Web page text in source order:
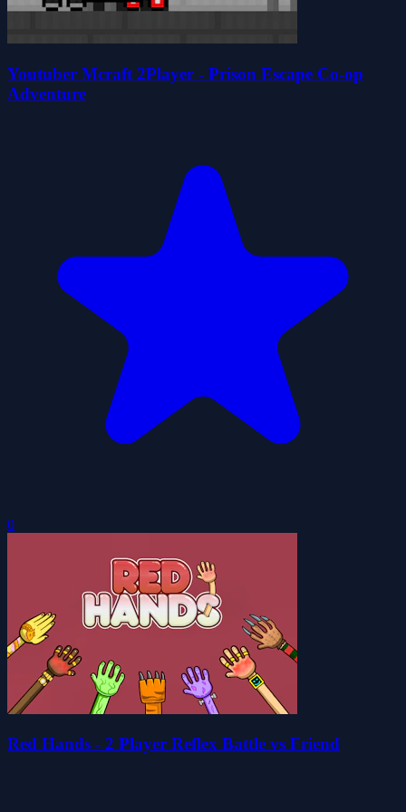
Youtuber Mcraft 2Player - Prison Escape Co-op
Adventure
0
Red Hands - 2 Player Reflex Battle vs Friend